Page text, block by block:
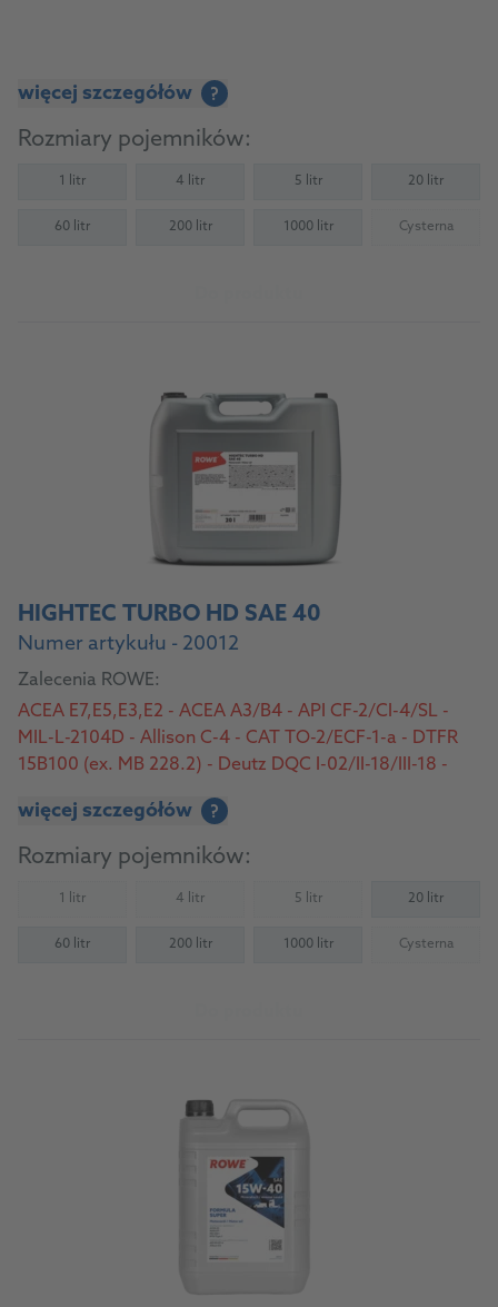
więcej szczegółów ?
Rozmiary pojemników:
1 litr 4 litr 5 litr 20 litr
60 litr 200 litr 1000 litr Cysterna
(Not
HIGHTEC TURBO HD SAE 40
Numer artykułu - 20012
Zalecenia ROWE:
ACEA E7,E5,E3,E2 - ACEA A3/B4 - API CF-2/CI-4/SL -
MIL-L-2104D - Allison C-4 - CAT TO-2/ECF-1-a - DTFR
15B100 (ex. MB 228.2) - Deutz DQC I-02/II-18/III-18 -
VDS/VDS-2/VDS-3
więcej szczegółów ?
Rozmiary pojemników:
1 litr(Not available) 4 litr(Not available) 5 litr(Not available) 20 litr
60 litr 200 litr 1000 litr Cysterna
(Not